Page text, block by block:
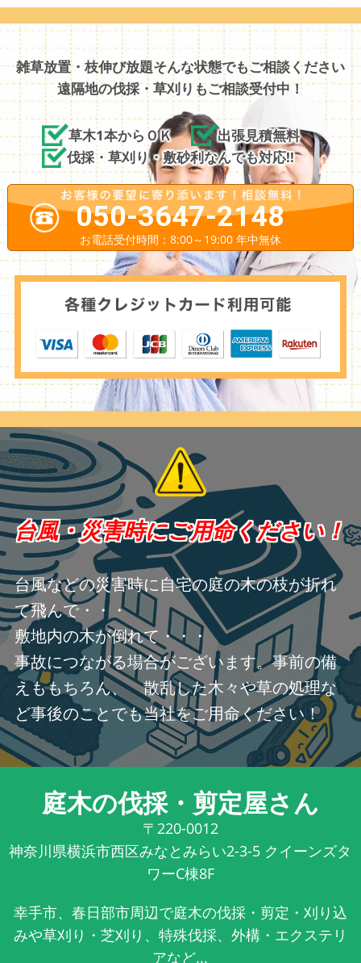
雑草放置・枝伸び放題そんな状態でもご相談ください
遠隔地の伐採・草刈りもご相談受付中！
草木1本からＯＫ
出張見積無料
伐採・草刈り・敷砂利なんでも対応!!
050-3647-2148
お電話受付時間：8:00～19:00 年中無休
台風・災害時にご用命ください！
台風などの災害時に自宅の庭の木の枝が折れ
て飛んで・・・
敷地内の木が倒れて・・・
事故につながる場合がございます。事前の備
えももちろん、 散乱した木々や草の処理な
ど事後のことでも当社をご用命ください！
庭木の伐採・剪定屋さん
〒220-0012
神奈川県横浜市西区みなとみらい2-3-5 クイーンズタ
ワーC棟8F
幸手市、春日部市周辺で庭木の伐採・剪定・刈り込
みや草刈り・芝刈り、特殊伐採、外構・エクステリ
アなど...